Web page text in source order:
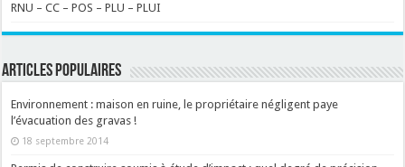
RNU – CC – POS – PLU – PLUI
ARTICLES POPULAIRES
Environnement : maison en ruine, le propriétaire négligent paye
l’évacuation des gravas !
18 septembre 2014